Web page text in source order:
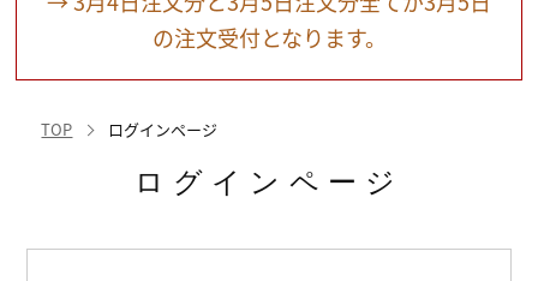
の注文受付となります。
TOP ログインページ
ログインページ